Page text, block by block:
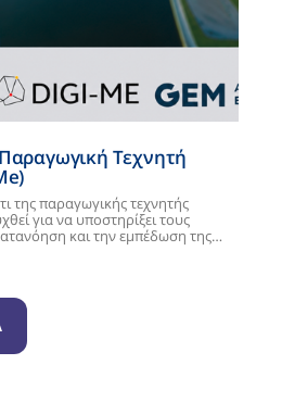
Τεχνητή
της παραγωγικής τεχνητής
για να υποστηρίξει τους
και την εμπέδωση της…